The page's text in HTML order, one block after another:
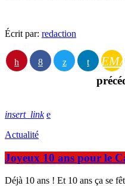
Écrit par: redaction
insert_link
Actualité
Joyeux 10 ans pour le
Déjà 10 ans ! Et 10 ans ça se